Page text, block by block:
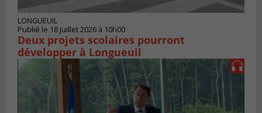
LONGUEUIL
Publié le 18 juillet 2026 à 10h00
Deux projets scolaires pourront
développer à Longueuil